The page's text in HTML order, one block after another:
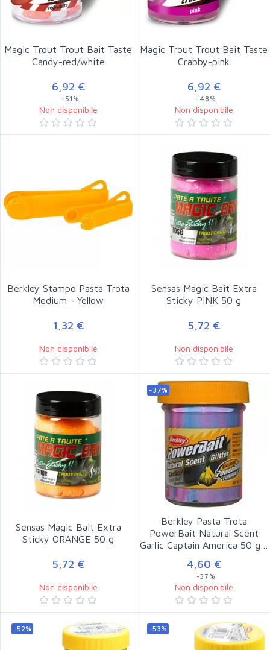
Magic Trout Trout Bait Taste
Candy-red/white
6,92 €
-51%
Non disponibile
Magic Trout Trout Bait Taste
Crabby-pink
6,92 €
-48%
Non disponibile
Berkley Stampo Pasta Trota
Medium - Yellow
1,32 €
Non disponibile
Sensas Magic Bait Extra
Sticky PINK 50 g
5,72 €
Non disponibile
Sensas Magic Bait Extra
Sticky ORANGE 50 g
5,72 €
Non disponibile
-37%
Berkley Pasta Trota
PowerBait Natural Scent
Garlic Captain America 50 g…
4,60 €
-37%
Non disponibile
-52% -53%